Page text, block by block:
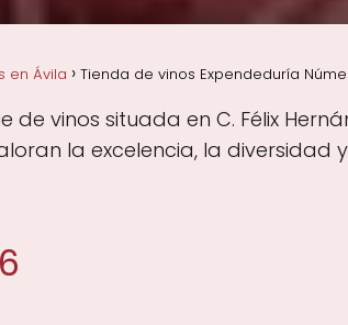
en Ávila Tienda de vinos Expendeduría
vinos situada en C. Félix
la excelencia, la